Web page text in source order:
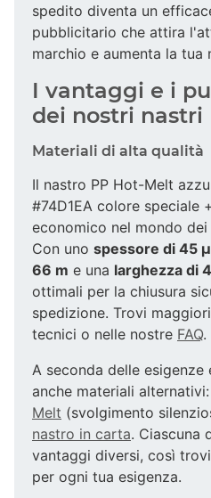
spedito diventa un
pubblicitario che attira
marchio e aumenta la tua
I vantaggi e i
dei nostri nastri
Materiali di alta qualità
Il nastro PP Hot-Melt
#74D1EA colore speciale
economico nel mondo
Con uno spessore di 45
66 m e una larghezza di
ottimali per la chiusura
spedizione. Trovi
tecnici o nelle nostre FAQ.
A seconda delle
anche materiali alternativi:
Melt (svolgimento
nastro in carta. Ciascuna
vantaggi diversi, così
per ogni tua esigenza.